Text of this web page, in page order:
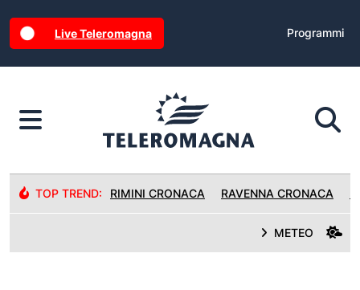
Live Teleromagna Programmi
TOP TREND: RIMINI CRONACA RAVENNA CRONACA
METEO